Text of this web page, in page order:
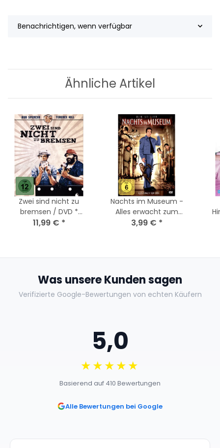
Benachrichtigen, wenn verfügbar
Ähnliche Artikel
Zwei sind nicht zu
bremsen / DVD *
Nagelneu Versiegelt
11,99 € *
Nachts im Museum -
Alles erwacht zum
Leben / DVD
3,99 € *
Was unsere Kunden sagen
Verifizierte Google-Bewertungen von echten Käufern
5,0
★★★★★
Basierend auf 410 Bewertungen
Alle Bewertungen bei Google